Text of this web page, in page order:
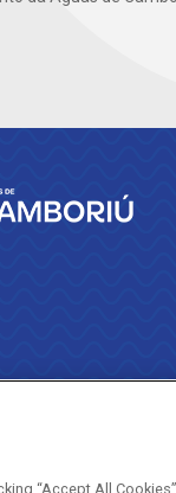
“Accept All